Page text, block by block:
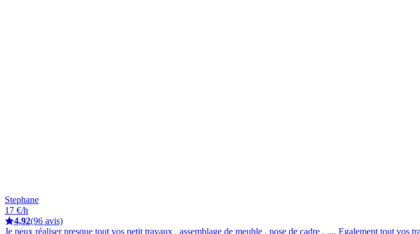
Stephane
17 €/h
4,92(96 avis)
Je peux réaliser presque tout vos petit travaux , assemblage de meuble , pose de cadre , .... Egalement tout vos